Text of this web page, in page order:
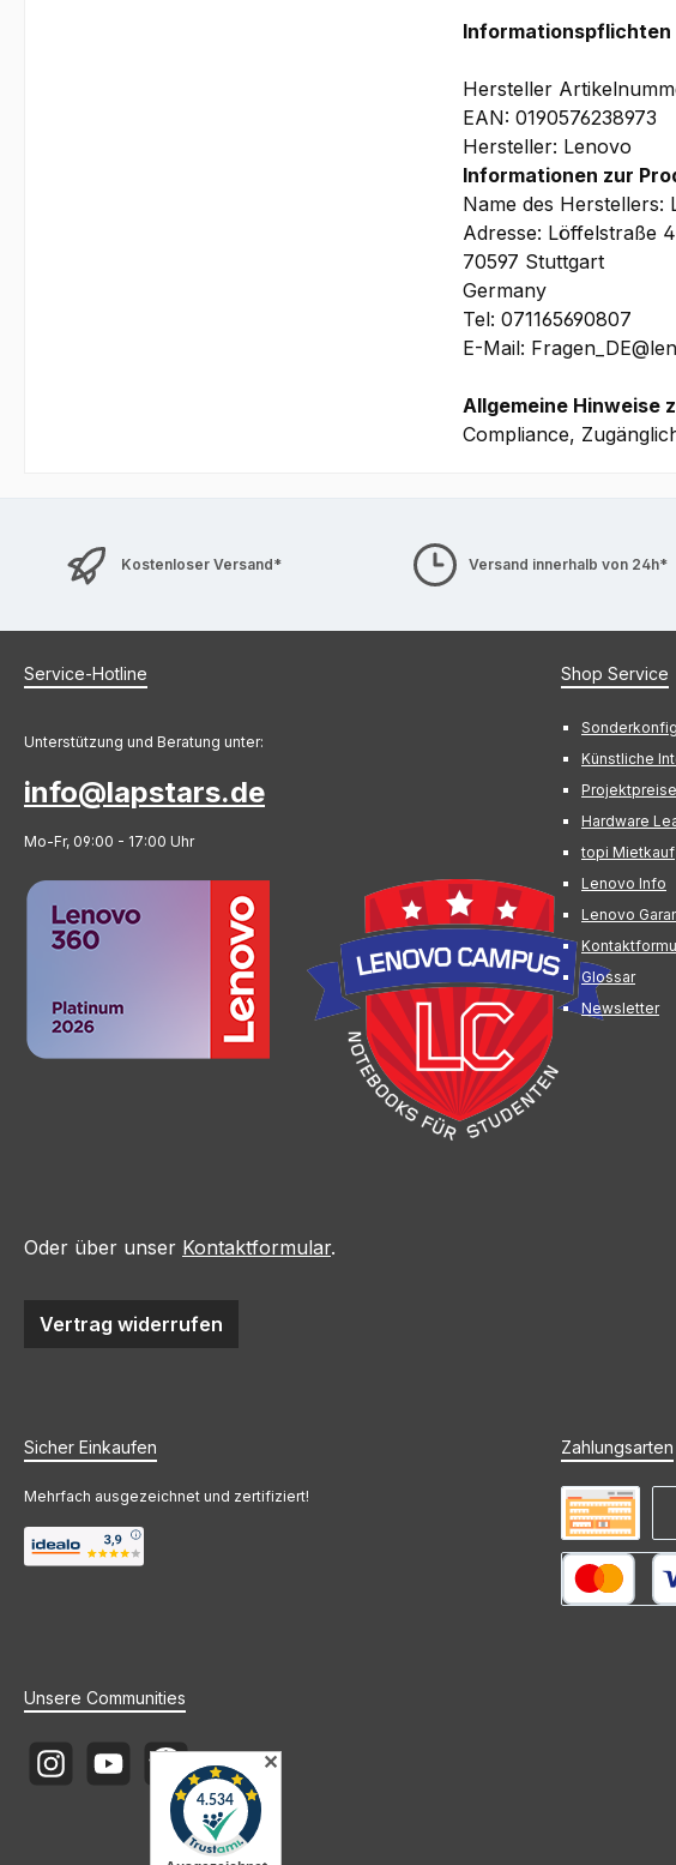
Informationspflichten
Hersteller
EAN: 0190576238973
Hersteller: Lenovo
Informationen zur
Name des Herstellers:
Adresse: Löffelstraße
70597 Stuttgart
Germany
Tel: 071165690807
E-Mail:
Allgemeine Hinweise
Compliance,
Kostenloser Versand* Versand innerhalb von 24h*
Service-Hotline
Unterstützung und Beratung unter:
info@lapstars.de
Mo-Fr, 09:00 - 17:00 Uhr
Oder über unser Kontaktformular.
Vertrag widerrufen
Shop Service
Künstliche
Projektpreise
Hardware
topi Mietkauf
Lenovo Info
Lenovo
Glossar
Newsletter
Sicher Einkaufen
Mehrfach ausgezeichnet und zertifiziert!
Zahlungsarten
Vorkasse
Unsere Communities
Instagram YouTube Newsletter ✕